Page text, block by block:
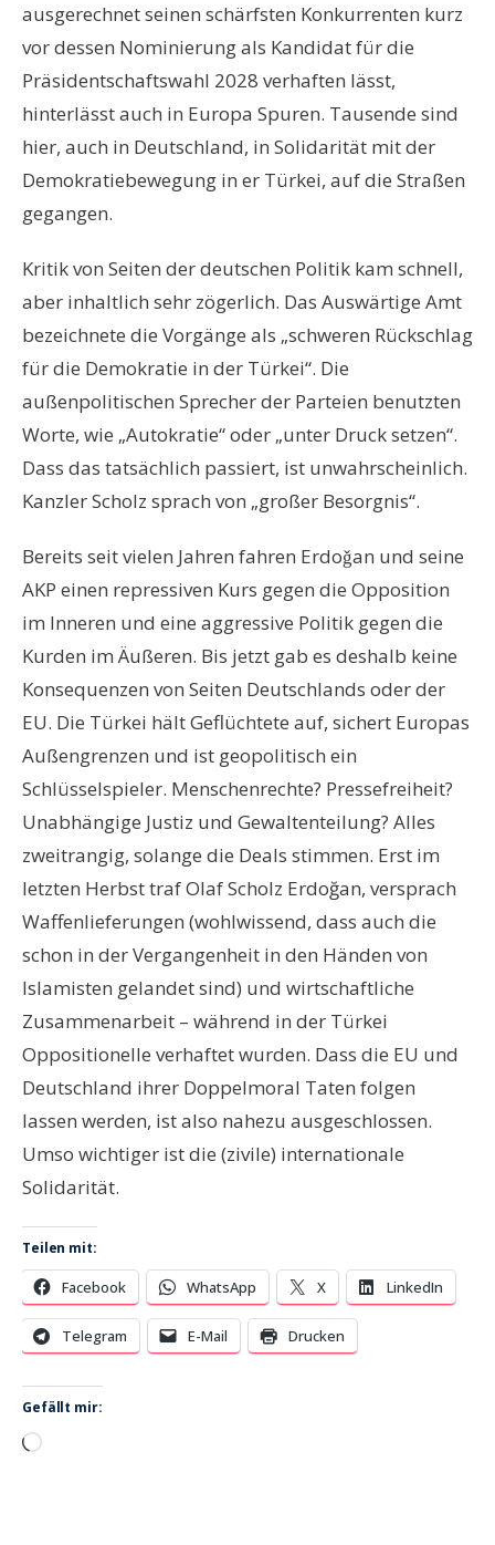
ausgerechnet seinen schärfsten Konkurrenten kurz
vor dessen Nominierung als Kandidat für die
Präsidentschaftswahl 2028 verhaften lässt,
hinterlässt auch in Europa Spuren. Tausende sind
hier, auch in Deutschland, in Solidarität mit der
Demokratiebewegung in er Türkei, auf die Straßen
gegangen.
Kritik von Seiten der deutschen Politik kam schnell,
aber inhaltlich sehr zögerlich. Das Auswärtige Amt
bezeichnete die Vorgänge als „schweren Rückschlag
für die Demokratie in der Türkei“. Die
außenpolitischen Sprecher der Parteien benutzten
Worte, wie „Autokratie“ oder „unter Druck setzen“.
Dass das tatsächlich passiert, ist unwahrscheinlich.
Kanzler Scholz sprach von „großer Besorgnis“.
Bereits seit vielen Jahren fahren Erdoǧan und seine
AKP einen repressiven Kurs gegen die Opposition
im Inneren und eine aggressive Politik gegen die
Kurden im Äußeren. Bis jetzt gab es deshalb keine
Konsequenzen von Seiten Deutschlands oder der
EU. Die Türkei hält Geflüchtete auf, sichert Europas
Außengrenzen und ist geopolitisch ein
Schlüsselspieler. Menschenrechte? Pressefreiheit?
Unabhängige Justiz und Gewaltenteilung? Alles
zweitrangig, solange die Deals stimmen. Erst im
letzten Herbst traf Olaf Scholz Erdoğan, versprach
Waffenlieferungen (wohlwissend, dass auch die
schon in der Vergangenheit in den Händen von
Islamisten gelandet sind) und wirtschaftliche
Zusammenarbeit – während in der Türkei
Oppositionelle verhaftet wurden. Dass die EU und
Deutschland ihrer Doppelmoral Taten folgen
lassen werden, ist also nahezu ausgeschlossen.
Umso wichtiger ist die (zivile) internationale
Solidarität.
Teilen mit:
Facebook WhatsApp X LinkedIn
Telegram E-Mail Drucken
Gefällt mir:
Wird